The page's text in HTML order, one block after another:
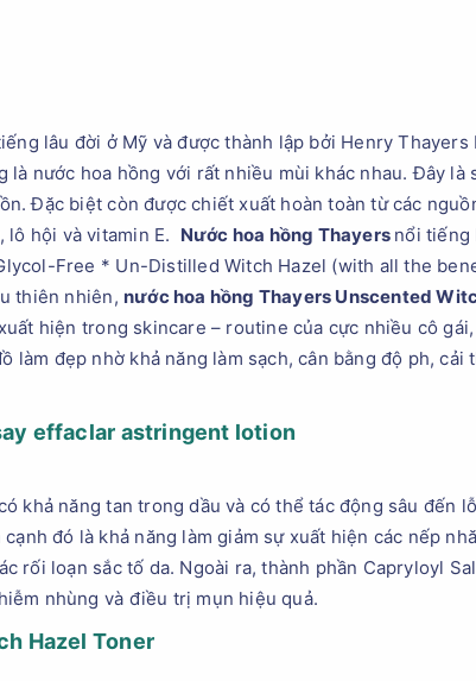
lâu đời ở Mỹ và được thành lập bởi Henry
là nước hoa hồng với rất nhiều mùi khác nhau. Đây
Đặc biệt còn được chiết xuất hoàn toàn từ các
lô hội và vitamin E. Nước hoa hồng Thayers nổi tiếng
Free * Un-Distilled Witch Hazel (with all the
thiên nhiên, nước hoa hồng Thayers Unscented
hiện trong skincare – routine của cực nhiều cô
làm đẹp nhờ khả năng làm sạch, cân bằng độ ph,
effaclar astringent lotion
khả năng tan trong dầu và có thể tác động sâu đến
đó là khả năng làm giảm sự xuất hiện các nếp
rối loạn sắc tố da. Ngoài ra, thành phần Capryloyl
nhùng và điều trị mụn hiệu quả.
Hazel Toner